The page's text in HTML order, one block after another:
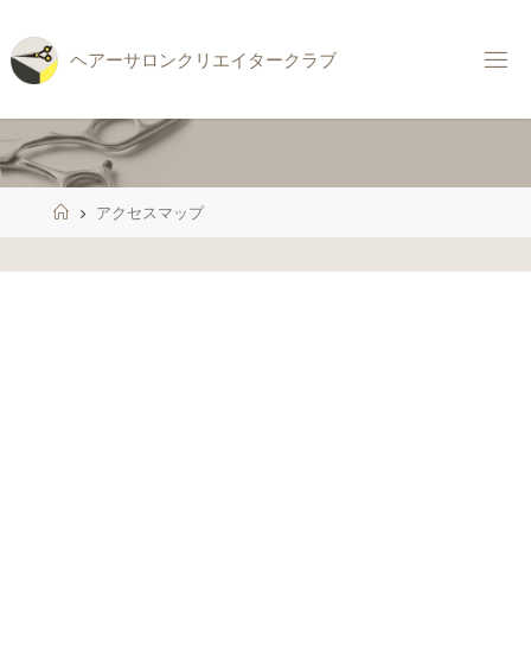
ン
テ
へ
ス
ヘアーサロ ンク リ エイ タークラブ
ホ
ー
アクセスマップ